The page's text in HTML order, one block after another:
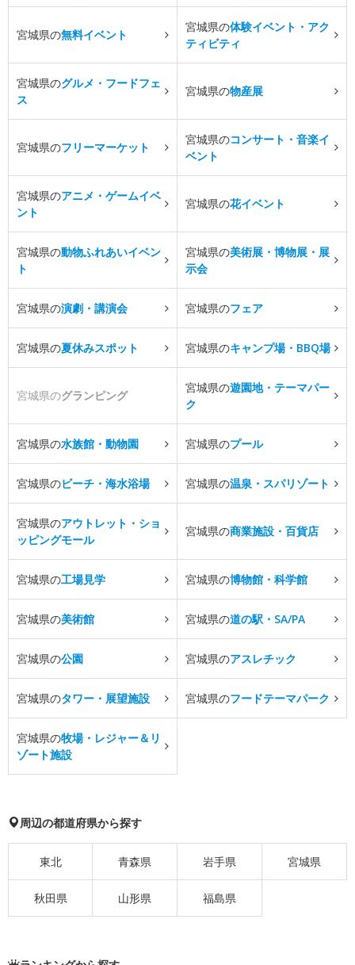
宮城県の無料イベント
宮城県の体験イベント・アク
ティビティ
宮城県のグルメ・フードフェ
ス
宮城県の物産展
宮城県のフリーマーケット
宮城県のコンサート・音楽イ
ベント
宮城県のアニメ・ゲームイベ
ント
宮城県の花イベント
宮城県の動物ふれあいイベン
ト
宮城県の美術展・博物展・展
示会
宮城県の演劇・講演会 宮城県のフェア
宮城県の夏休みスポット 宮城県のキャンプ場・BBQ場
宮城県のグランピング
宮城県の遊園地・テーマパー
ク
宮城県の水族館・動物園 宮城県のプール
宮城県のビーチ・海水浴場 宮城県の温泉・スパリゾート
宮城県のアウトレット・ショ
ッピングモール
宮城県の商業施設・百貨店
宮城県の工場見学 宮城県の博物館・科学館
宮城県の美術館 宮城県の道の駅・SA/PA
宮城県の公園 宮城県のアスレチック
宮城県のタワー・展望施設 宮城県のフードテーマパーク
宮城県の牧場・レジャー＆リ
ゾート施設
周辺の都道府県から探す
東北 青森県 岩手県 宮城県
秋田県 山形県 福島県